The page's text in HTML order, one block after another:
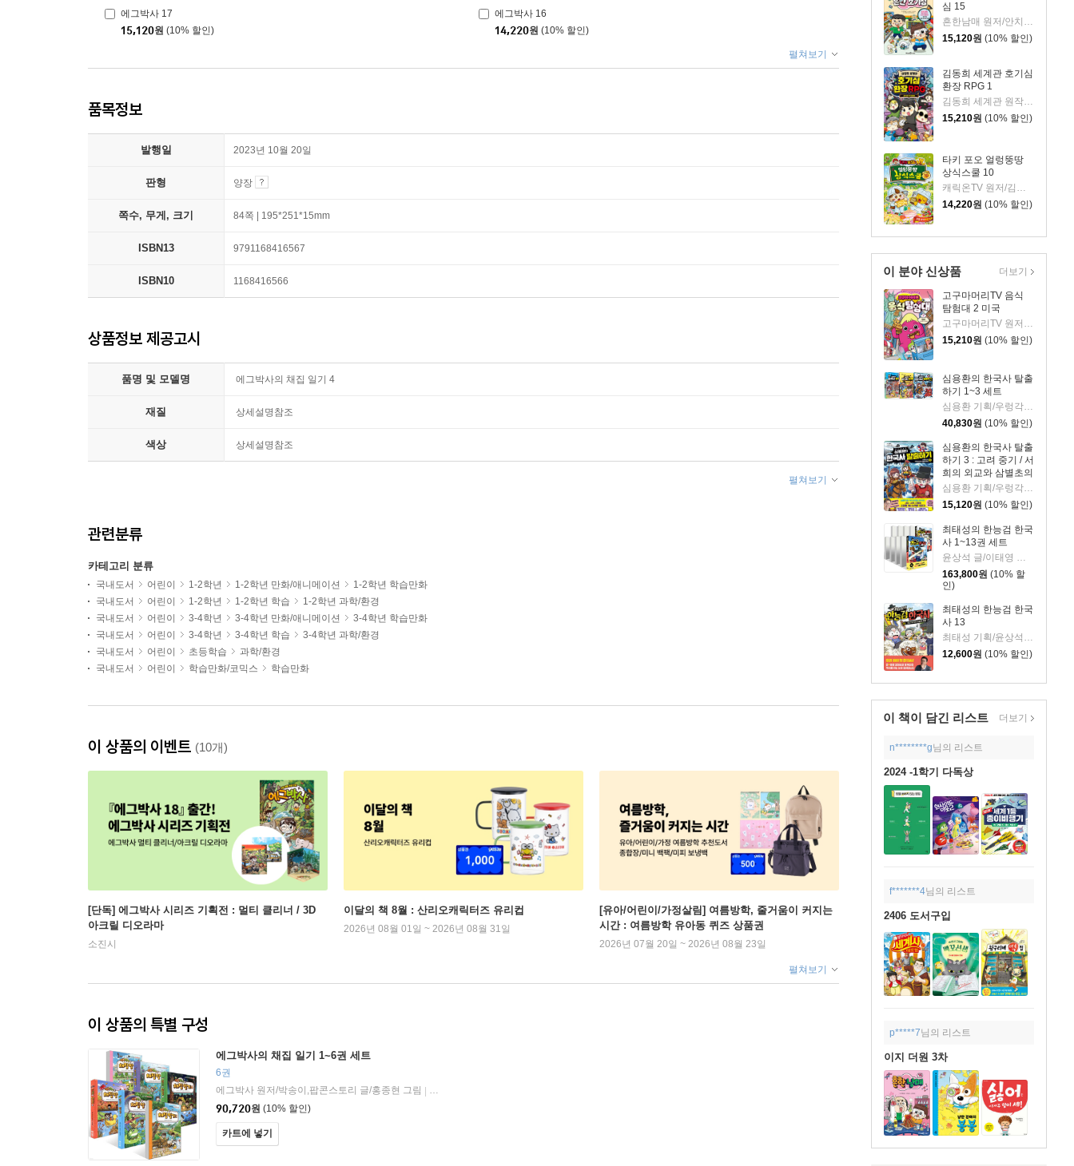
심 15
흔한남매 원저/안치현 글/유난희 그림/이정모,흔한컴퍼니 감수
15,120원 (10% 할인)
김동희 세계관 호기심
환장 RPG 1
김동희 세계관 원작/박종은 글/이정태 그림
15,210원 (10% 할인)
타키 포오 얼렁뚱땅
상식스쿨 10
캐릭온TV 원저/김언정 글/조수현 그림/정효해 감수
14,220원 (10% 할인)
이 분야 신상품
고구마머리TV 음식
탐험대 2 미국
고구마머리TV 원저/서후 글/김기수 그림
15,210원 (10% 할인)
심용환의 한국사 탈출
하기 1~3 세트
심용환 기획/우렁각시탈 글/타니스튜디오 그림
40,830원 (10% 할인)
심용환의 한국사 탈출
하기 3 : 고려 중기 / 서
희의 외교와 삼별초의
투쟁 편
심용환 기획/우렁각시탈 글/타니스튜디오 그림
15,120원 (10% 할인)
최태성의 한능검 한국
사 1~13권 세트
윤상석 글/이태영 그림
163,800원 (10% 할
인)
최태성의 한능검 한국
사 13
최태성 기획/윤상석 글/이태영 그림
12,600원 (10% 할인)
더보기
이 책이 담긴 리스트 더보기
n********g님의 리스트
2024 -1학기 다독상
f*******4님의 리스트
2406 도서구입
p*****7님의 리스트
이지 더원 3차
에그박사 17
15,120원 (10% 할인)
에그박사 16
14,220원 (10% 할인)
펼쳐보기
품목정보
발행일 2023년 10월 20일
판형 양장
쪽수, 무게, 크기 84쪽 | 195*251*15mm
ISBN13 9791168416567
ISBN10 1168416566
상품정보 제공고시
품명 및 모델명 에그박사의 채집 일기 4
재질 상세설명참조
색상 상세설명참조
펼쳐보기
관련분류
카테고리 분류
국내도서 어린이 1-2학년 1-2학년 만화/애니메이션
1-2학년 학습만화
국내도서
어린이 1-2학년 1-2학년 학습
1-2학년 과학/환경
국내도서
어린이 3-4학년 3-4학년 만화/애니메이션
3-4학년 학습만화
국내도서
어린이 3-4학년 3-4학년 학습
3-4학년 과학/환경
국내도서
어린이 초등학습
과학/환경
국내도서
어린이 학습만화/코믹스 학습만화
이 상품의 이벤트 (10개)
[단독] 에그박사 시리즈 기획전 : 멀티 클리너 / 3D
아크릴 디오라마
소진시
이달의 책 8월 : 산리오캐릭터즈 유리컵
2026년 08월 01일 ~ 2026년 08월 31일
[유아/어린이/가정살림] 여름방학, 줄거움이 커지는
시간 : 여름방학 유아동 퀴즈 상품권
2026년 07월 20일 ~ 2026년 08월 23일
펼쳐보기
이 상품의 특별 구성
에그박사의 채집 일기 1~6권 세트
6권
에그박사 원저/박송이,팝콘스토리 글/홍종현 그림
미래엔아이세움
90,720원 (10% 할인)
카트에 넣기